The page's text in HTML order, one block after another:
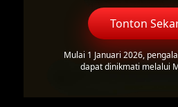
Tonton
Mulai 1 Januari 2026,
dapat dinikmati melalui